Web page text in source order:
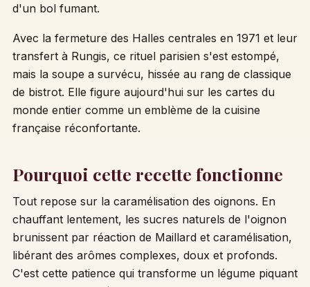
d'un bol fumant.
Avec la fermeture des Halles centrales en 1971 et leur
transfert à Rungis, ce rituel parisien s'est estompé,
mais la soupe a survécu, hissée au rang de classique
de bistrot. Elle figure aujourd'hui sur les cartes du
monde entier comme un emblème de la cuisine
française réconfortante.
Pourquoi cette recette fonctionne
Tout repose sur la caramélisation des oignons. En
chauffant lentement, les sucres naturels de l'oignon
brunissent par réaction de Maillard et caramélisation,
libérant des arômes complexes, doux et profonds.
C'est cette patience qui transforme un légume piquant